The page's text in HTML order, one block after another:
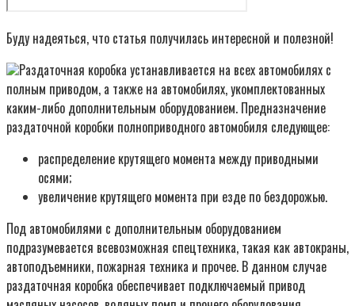
Буду надеяться, что статья получилась интересной и полезной!
Раздаточная коробка устанавливается на всех автомобилях с
полным приводом, а также на автомобилях, укомплектованных
каким-либо дополнительным оборудованием. Предназначение
раздаточной коробки полноприводного автомобиля следующее:
распределение крутящего момента между приводными
осями;
увеличение крутящего момента при езде по бездорожью.
Под автомобилями с дополнительным оборудованием
подразумевается всевозможная спецтехника, такая как автокраны,
автоподъемники, пожарная техника и прочее. В данном случае
раздаточная коробка обеспечивает подключаемый привод